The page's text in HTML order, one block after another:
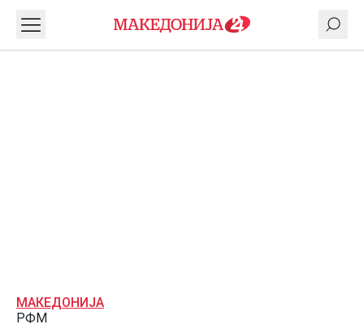
МАКЕДОНИЈА
РФМ